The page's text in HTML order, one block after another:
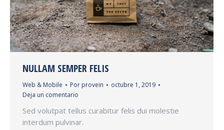
NULLAM SEMPER FELIS
Web & Mobile Por provein
octubre 1, 2019
Deja un comentario
Sed volutpat tellus curabitur felis dui molestie
interdum pulvinar.